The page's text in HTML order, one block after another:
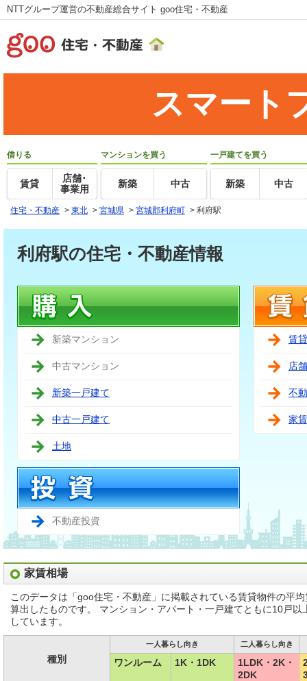
NTTグループ運営の不動産総合サイト goo住宅・不動産
スマート
借りる
賃貸
店舗･
事業用
マンションを買う
新築 中古
一戸建てを買う
新築 中古
住宅・不動産 > 東北 > 宮城県 > 宮城郡利府町 > 利府駅
利府駅の住宅・不動産情報
新築マンション
中古マンション
新築一戸建て
中古一戸建て
土地
不動産投資
賃
店
不
家
家賃相場
このデータは「goo住宅・不動産」に掲載されている賃貸物件の平
算出したものです。 マンション・アパート・一戸建てともに10戸
しています。
種別
一人暮らし向き 二人暮らし向き
ワンルーム 1K・1DK
1LDK・2K・
2DK